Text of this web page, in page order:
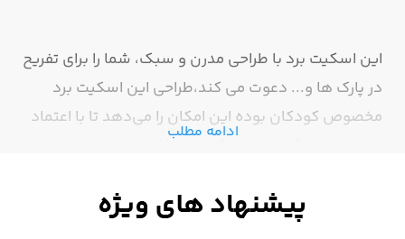
این اسکیت برد با طراحی مدرن و سبک، شما را برای تفریح
در پارک ها و... دعوت می کند،طراحی این اسکیت برد
مخصوص کودکان بوده این امکان را می‌دهد تا با اعتماد
به نفس از حرکت های اسکیت برد لذت ببرن.
ادامه مطلب